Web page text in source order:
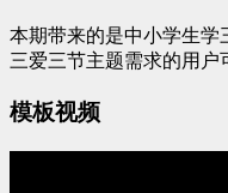
本期带来的是中小学生学
三爱三节主题需求的用户
模板视频